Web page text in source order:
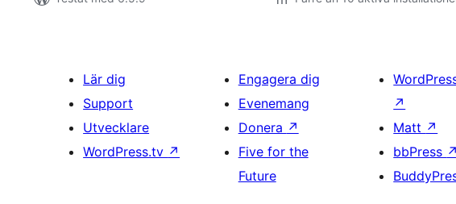
Lär dig
Support
Utvecklare
WordPress.tv ↗
Engagera dig
Evenemang
Donera ↗
Five for the
Future
↗
Matt ↗
bbPress ↗